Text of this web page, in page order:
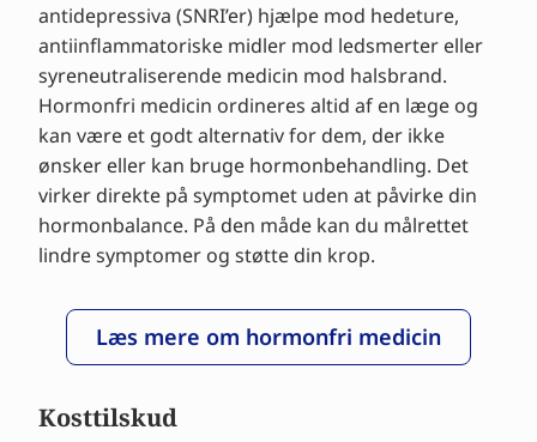
antidepressiva (SNRI’er) hjælpe mod hedeture,
antiinflammatoriske midler mod ledsmerter eller
syreneutraliserende medicin mod halsbrand.
Hormonfri medicin ordineres altid af en læge og
kan være et godt alternativ for dem, der ikke
ønsker eller kan bruge hormonbehandling. Det
virker direkte på symptomet uden at påvirke din
hormonbalance. På den måde kan du målrettet
lindre symptomer og støtte din krop.
Læs mere om hormonfri medicin
Kosttilskud